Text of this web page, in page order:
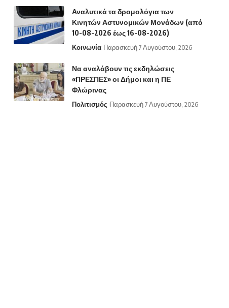
Αναλυτικά τα δρομολόγια των
Κινητών Αστυνομικών Μονάδων (από
10-08-2026 έως 16-08-2026)
Κοινωνία Παρασκευή 7 Αυγούστου, 2026
Να αναλάβουν τις εκδηλώσεις
«ΠΡΕΣΠΕΣ» οι Δήμοι και η ΠΕ
Φλώρινας
Πολιτισμός Παρασκευή 7 Αυγούστου, 2026